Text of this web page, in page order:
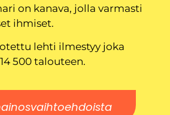
on kanava, jolla varmasti
ihmiset.
lehti ilmestyy joka
500 talouteen.